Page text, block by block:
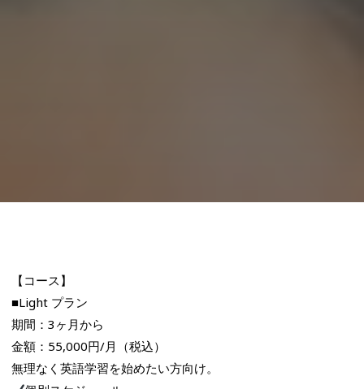
【コース】
■Light プラン
期間：3ヶ月から
金額：55,000円/月（税込）
無理なく英語学習を始めたい方向け。